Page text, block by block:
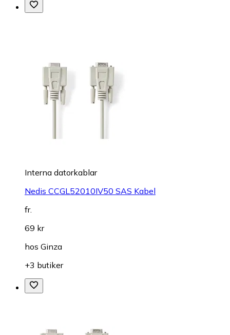
Interna datorkablar
Nedis CCGL52010IV50 SAS Kabel
fr.
69 kr
hos Ginza
+3 butiker